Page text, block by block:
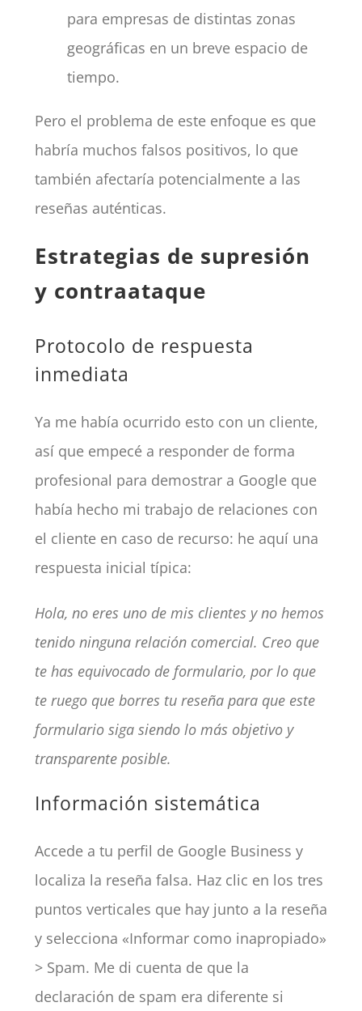
para empresas de distintas zonas
geográficas en un breve espacio de
tiempo.
Pero el problema de este enfoque es que
habría muchos falsos positivos, lo que
también afectaría potencialmente a las
reseñas auténticas.
Estrategias de supresión
y contraataque
Protocolo de respuesta
inmediata
Ya me había ocurrido esto con un cliente,
así que empecé a responder de forma
profesional para demostrar a Google que
había hecho mi trabajo de relaciones con
el cliente en caso de recurso: he aquí una
respuesta inicial típica:
Hola, no eres uno de mis clientes y no hemos
tenido ninguna relación comercial. Creo que
te has equivocado de formulario, por lo que
te ruego que borres tu reseña para que este
formulario siga siendo lo más objetivo y
transparente posible.
Información sistemática
Accede a tu perfil de Google Business y
localiza la reseña falsa. Haz clic en los tres
puntos verticales que hay junto a la reseña
y selecciona «Informar como inapropiado»
> Spam. Me di cuenta de que la
declaración de spam era diferente si